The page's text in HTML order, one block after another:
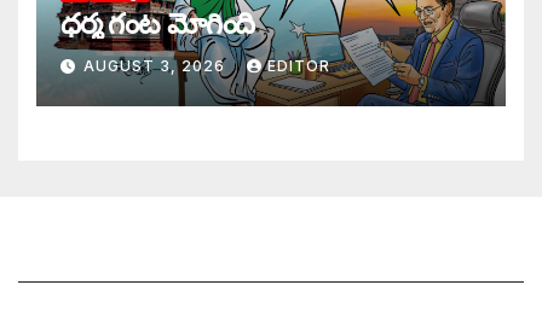
ధర్మ గంట మోగింది
AUGUST 3, 2026 EDITOR